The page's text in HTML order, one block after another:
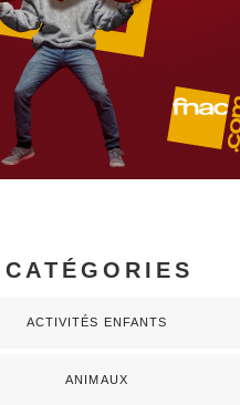
CATÉGORIES
ACTIVITÉS ENFANTS
ANIMAUX